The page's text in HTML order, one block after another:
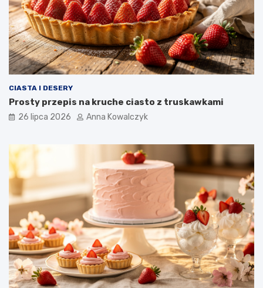
CIASTA I DESERY
Prosty przepis na kruche ciasto z truskawkami
26 lipca 2026 Anna Kowalczyk